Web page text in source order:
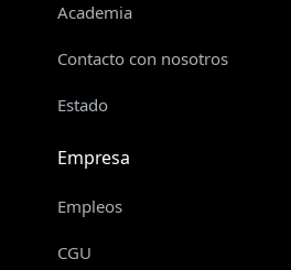
Academia
Contacto con nosotros
Estado
Empresa
Empleos
CGU